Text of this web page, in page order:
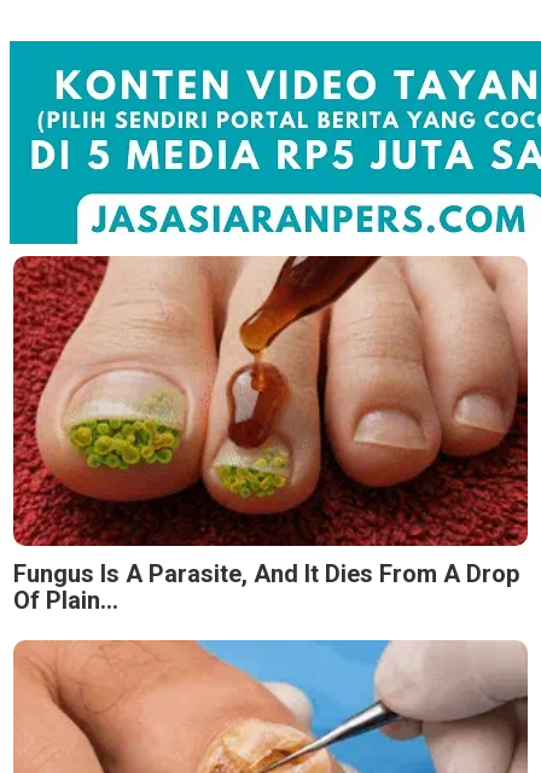
Fungus Is A Parasite, And It Dies From A Drop
Of Plain...